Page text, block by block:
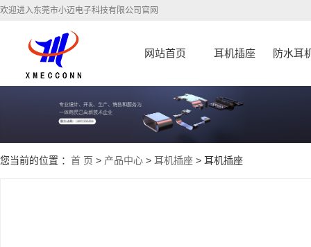
欢迎进入东莞市小迈电子科技有限公司官网
网站首页 耳机插座 防水耳
您当前的位置 ： 首 页 > 产品中心 > 耳机插座 > 耳机插座